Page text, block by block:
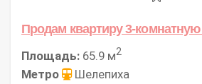
Продам квартиру 3-
Площадь: 65.9 м2
Метро
Шелепиха